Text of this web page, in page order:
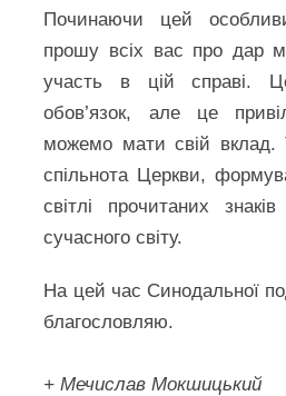
Починаючи цей
прошу всіх вас про дар
участь в цій справі.
обов’язок, але це
можемо мати свій вклад.
спільнота Церкви,
світлі прочитаних
сучасного світу.
На цей час Синодальної
благословляю.
+ Мечислав Мокшицький